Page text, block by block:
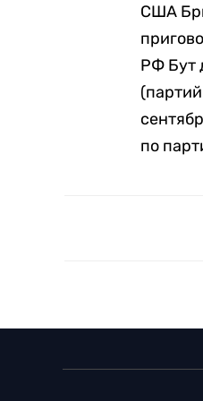
США
РФ Бут
по